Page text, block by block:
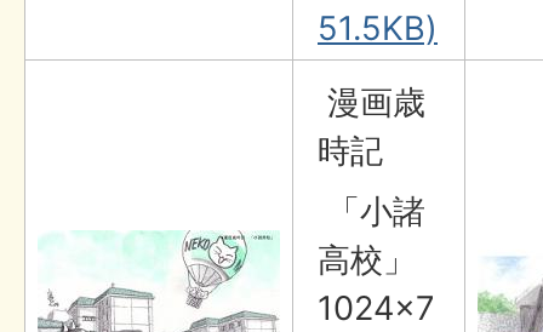
51.5KB)
漫画歳
時記
「小諸
高校」
1024×7